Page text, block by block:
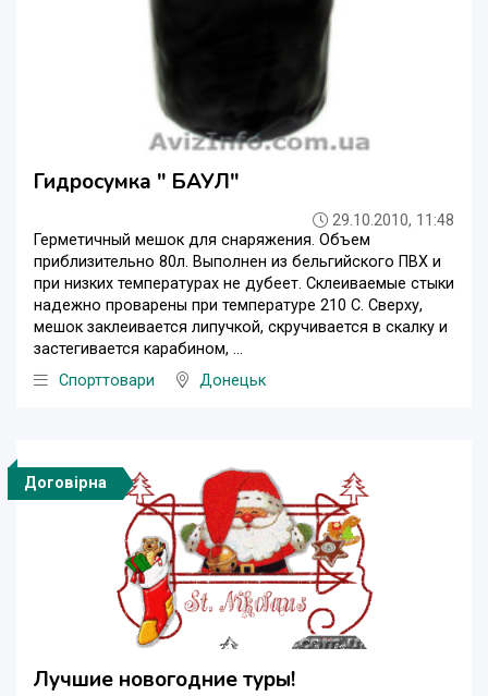
Гидросумка " БАУЛ"
29.10.2010, 11:48
Герметичный мешок для снаряжения. Объем
приблизительно 80л. Выполнен из бельгийского ПВХ и
при низких температурах не дубеет. Склеиваемые стыки
надежно проварены при температуре 210 С. Сверху,
мешок заклеивается липучкой, скручивается в скалку и
застегивается карабином, ...
Спорттовари
Донецьк
Договірна
Лучшие новогодние туры!